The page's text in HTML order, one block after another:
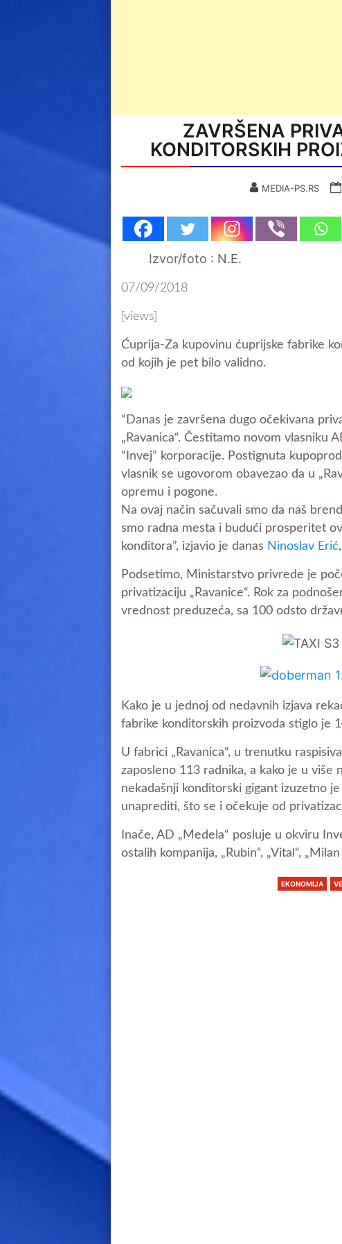
ZAVRŠENA
KONDITORSKIH
MEDIA-PS.RS
Izvor/foto : N.E.
07/09/2018
[views]
Ćuprija-Za kupovinu ćuprijske fabrike
od kojih je pet bilo validno.
“Danas je završena dugo očekivana
„Ravanica“. Čestitamo novom vlasniku
“Invej” korporacije. Postignuta
vlasnik se ugovorom obavezao da u
opremu i pogone.
Na ovaj način sačuvali smo da naš
smo radna mesta i budući prosperitet
konditora”, izjavio je danas Ninoslav Erić
Podsetimo, Ministarstvo privrede je
privatizaciju „Ravanice“. Rok za
vrednost preduzeća, sa 100 odsto
Kako je u jednoj od nedavnih izjava
fabrike konditorskih proizvoda stiglo je
U fabrici „Ravanica“, u trenutku
zaposleno 113 radnika, a kako je u više
nekadašnji konditorski gigant izuzetno
unaprediti, što se i očekuje od
Inače, AD „Medela“ posluje u okviru
ostalih kompanija, „Rubin“, „Vital“,
EKONOMIJA